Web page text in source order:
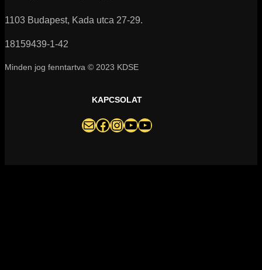
1103 Budapest, Kada utca 27-29.
18159439-1-42
Minden jog fenntartva © 2023 KDSE
KAPCSOLAT
darazsak@darazsak.hu @kobanyaidarazsak @darazsak Kőbányai Darazsak csatorna Darazsak Online Basketball csatorna